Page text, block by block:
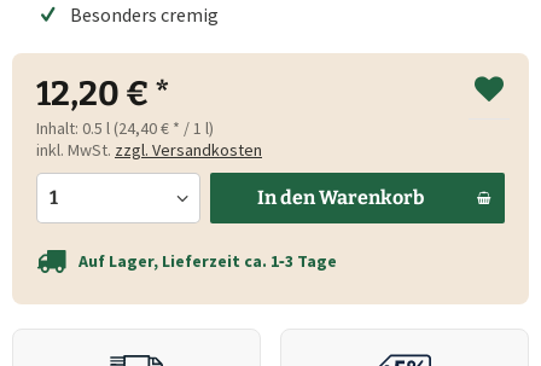
Besonders cremig
12,20 € *
Inhalt: 0.5 l (24,40 € * / 1 l)
inkl. MwSt. zzgl. Versandkosten
In denWarenkorb
Auf Lager, Lieferzeit ca. 1‑3 Tage